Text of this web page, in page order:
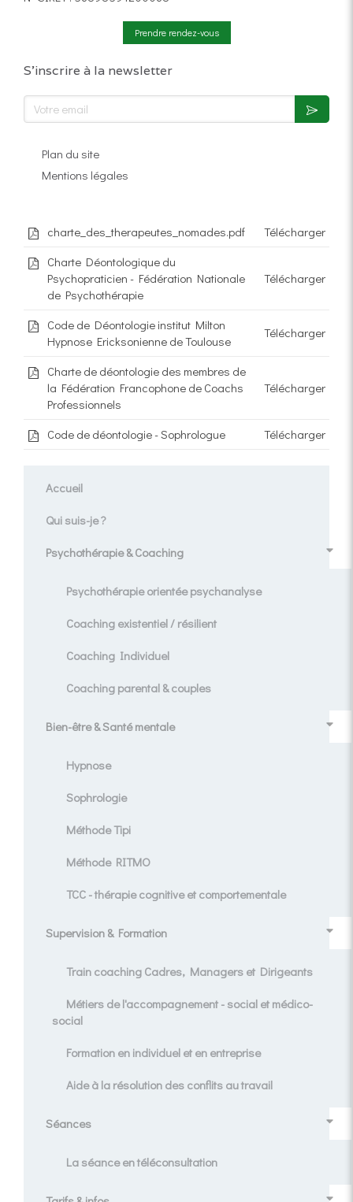
Prendre rendez-vous
S'inscrire à la newsletter
Votre email
Plan du site
Mentions légales
charte_des_therapeutes_nomades.pdf
Télécharger
Charte Déontologique du
Psychopraticien - Fédération Nationale
de Psychothérapie
Télécharger
Code de Déontologie institut Milton
Hypnose Ericksonienne de Toulouse
Télécharger
Charte de déontologie des membres de
la Fédération Francophone de Coachs
Professionnels
Télécharger
Code de déontologie - Sophrologue Télécharger
Accueil
Qui suis-je ?
Psychothérapie & Coaching
Psychothérapie orientée psychanalyse
Coaching existentiel / résilient
Coaching Individuel
Coaching parental & couples
Bien-être & Santé mentale
Hypnose
Sophrologie
Méthode Tipi
Méthode RITMO
TCC - thérapie cognitive et comportementale
Supervision & Formation
Train coaching Cadres, Managers et Dirigeants
Métiers de l'accompagnement - social et médico-
social
Formation en individuel et en entreprise
Aide à la résolution des conflits au travail
Séances
La séance en téléconsultation